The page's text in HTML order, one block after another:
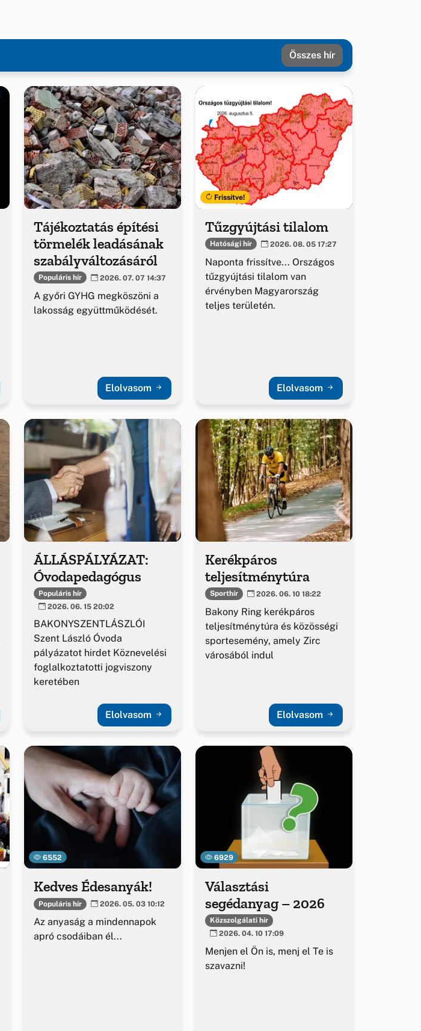
Összes hír
Tájékoztatás építési
törmelék leadásának
szabályváltozásáról
Populáris hír 2026. 07. 07 14:37
A győri GYHG megköszöni a
lakosság együttműködését.
Elolvasom
Frissítve!
Tűzgyújtási tilalom
Hatósági hír 2026. 08. 05 17:27
Naponta frissítve... Országos
tűzgyújtási tilalom van
érvényben Magyarország
teljes területén.
Elolvasom
ÁLLÁSPÁLYÁZAT:
Óvodapedagógus
Populáris hír
2026. 06. 15 20:02
BAKONYSZENTLÁSZLÓI
Szent László Óvoda
pályázatot hirdet Köznevelési
foglalkoztatotti jogviszony
keretében
Elolvasom
Kerékpáros
teljesítménytúra
Sporthír 2026. 06. 10 18:22
Bakony Ring kerékpáros
teljesítménytúra és közösségi
sportesemény, amely Zirc
városából indul
Elolvasom
6552
Kedves Édesanyák!
Populáris hír 2026. 05. 03 10:12
Az anyaság a mindennapok
apró csodáiban él...
6929
Választási
segédanyag – 2026
Közszolgálati hír
2026. 04. 10 17:09
Menjen el Ön is, menj el Te is
szavazni!